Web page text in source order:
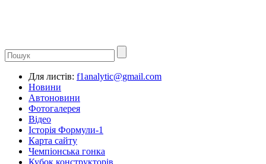
Для листів: f1analytic@gmail.com
Новини
Автоновини
Фотогалерея
Відео
Історія Формули-1
Карта сайту
Чемпіонська гонка
Кубок конструкторів